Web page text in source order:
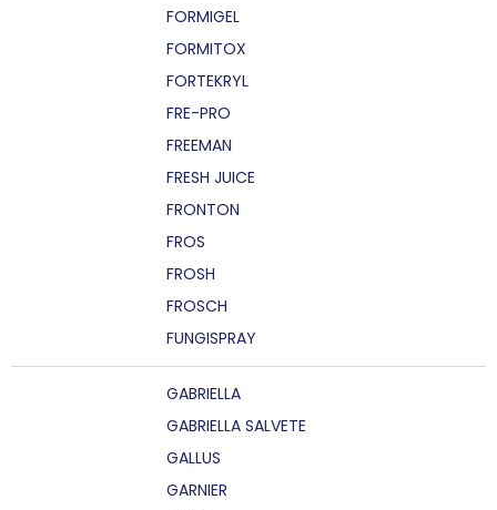
FORMIGEL
FORMITOX
FORTEKRYL
FRE-PRO
FREEMAN
FRESH JUICE
FRONTON
FROS
FROSH
FROSCH
FUNGISPRAY
GABRIELLA
GABRIELLA SALVETE
GALLUS
GARNIER